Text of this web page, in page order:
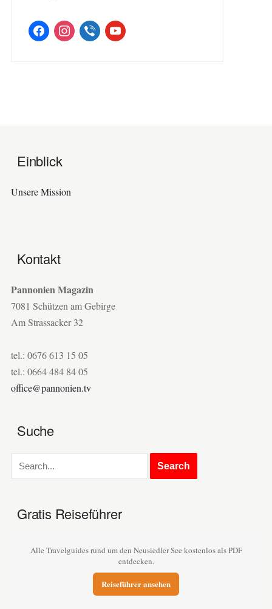
facebookinstagramviber youtube
Einblick
Unsere Mission
Kontakt
Pannonien Magazin
7081 Schützen am Gebirge
Am Strassacker 32
tel.: 0676 613 15 05
tel.: 0664 484 84 05
office@pannonien.tv
Suche
Gratis Reiseführer
Alle Travelguides rund um den Neusiedler See kostenlos als PDF
entdecken.
Reiseführer ansehen